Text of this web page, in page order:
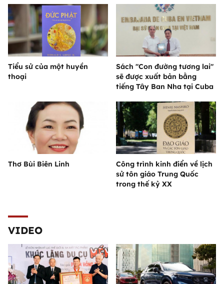
Tiểu sử của một huyền
thoại
Sách "Con đường tương lai"
sẽ được xuất bản bằng
tiếng Tây Ban Nha tại Cuba
Thơ Bùi Biên Linh
Công trình kinh điển về lịch
sử tôn giáo Trung Quốc
trong thế kỷ XX
VIDEO